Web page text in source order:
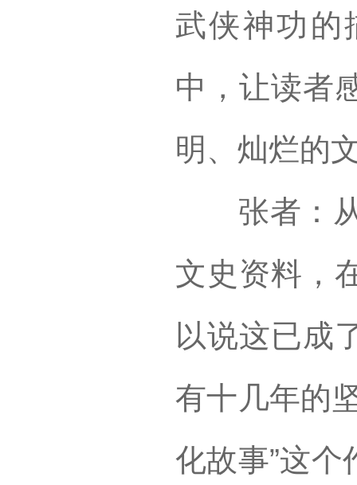
武侠神功的
中，让读者
明、灿烂的
张者：从
文史资料，
以说这已成
有十几年的
化故事”这